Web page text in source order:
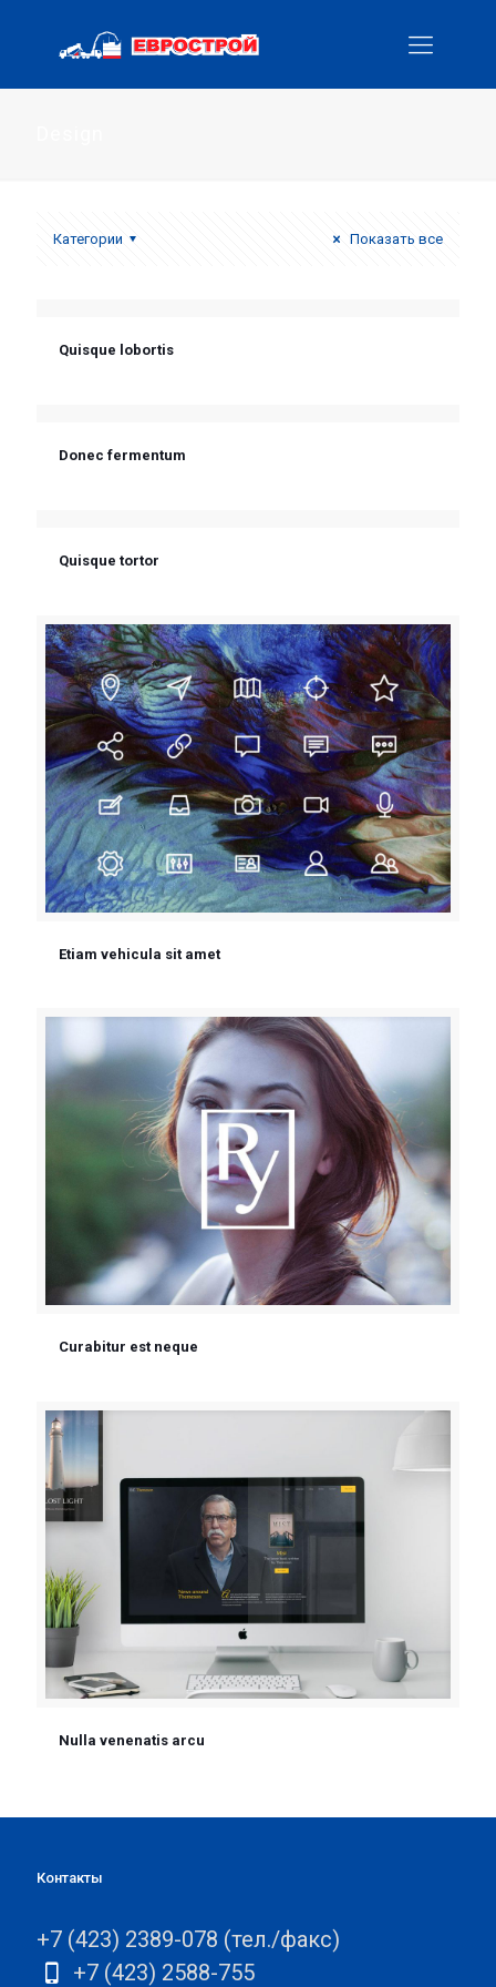
Категории Показать все
Quisque lobortis
Donec fermentum
Quisque tortor
Etiam vehicula sit amet
Curabitur est neque
Nulla venenatis arcu
Контакты
+7 (423) 2389-078 (тел./факс)
+7 (423) 2588-755